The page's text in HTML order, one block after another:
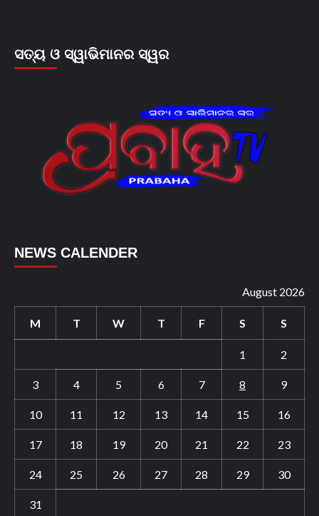
ସତ୍ୟ ଓ ସ୍ୱାଭିମାନର ସ୍ୱର
NEWS CALENDER
August 2026
M T W T F S S
1 2
3 4 5 6 7 8 9
10 11 12 13 14 15 16
17 18 19 20 21 22 23
24 25 26 27 28 29 30
31